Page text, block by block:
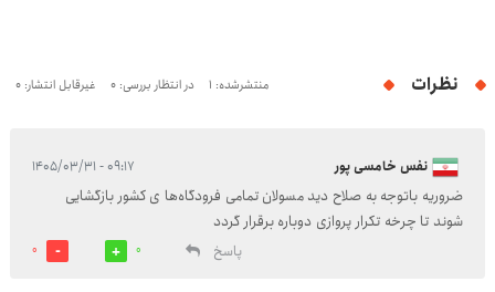
نظرات منتشرشده: 1 در انتظار بررسی: 0 غیرقابل انتشار: 0
نفس خامسی پور ۰۹:۱۷ - ۱۴۰۵/۰۳/۳۱
ضروریه باتوجه به صلاح دید مسولان تمامی فرودگاه‌ها ی کشور بازگشایی
شوند تا چرخه تکرار پروازی دوباره برقرار گردد
پاسخ
0
0